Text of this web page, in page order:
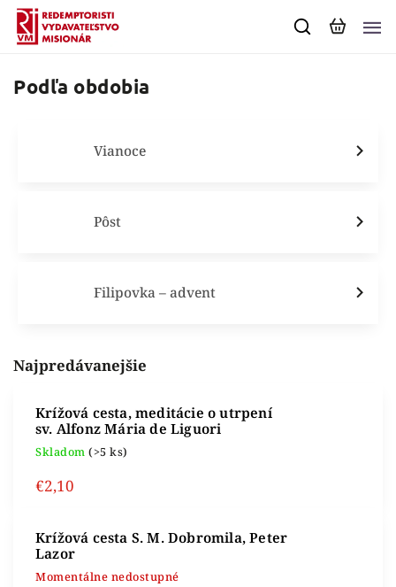
Podľa obdobia
Vianoce
Pôst
Filipovka – advent
Najpredávanejšie
Krížová cesta, meditácie o utrpení
sv. Alfonz Mária de Liguori
Skladom (>5 ks)
€2,10
Krížová cesta S. M. Dobromila, Peter
Lazor
Momentálne nedostupné